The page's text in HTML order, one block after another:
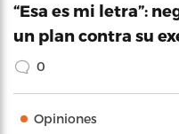
“Esa es mi letra”:
un plan contra su
0
Opiniones